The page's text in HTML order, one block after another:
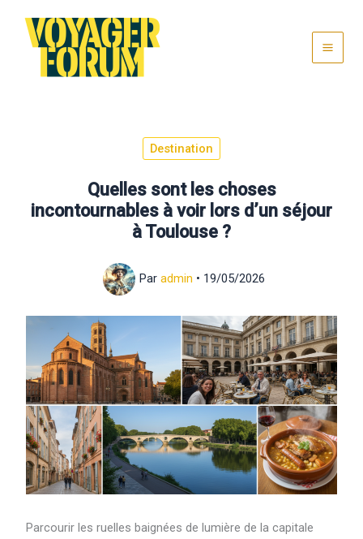
contenu
Destination
Quelles sont les choses
incontournables à voir lors d’un séjour
à Toulouse ?
Par admin • 19/05/2026
Parcourir les ruelles baignées de lumière de la capitale